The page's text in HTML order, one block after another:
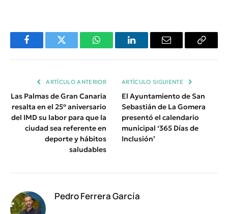
FacebookTwitter WhatsAppLinkedInEmail
Copiar
ARTÍCULO ANTERIOR
Las Palmas de Gran Canaria
resalta en el 25º aniversario
del IMD su labor para que la
ciudad sea referente en
deporte y hábitos
saludables
ARTÍCULO SIGUIENTE
El Ayuntamiento de San
Sebastián de La Gomera
presentó el calendario
municipal ‘365 Días de
Inclusión’
Pedro Ferrera García